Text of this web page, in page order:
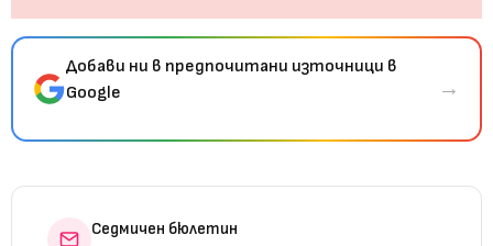
Добави ни в предпочитани източници в
Google
→
Седмичен бюлетин